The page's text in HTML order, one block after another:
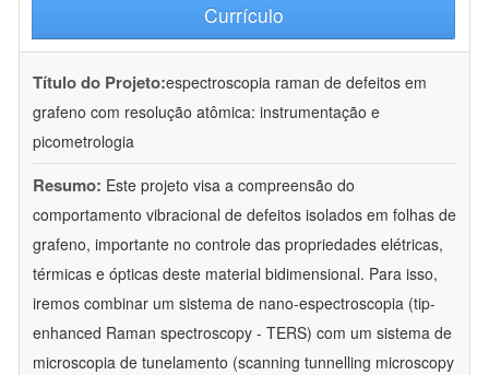
Currículo
Título do Projeto:espectroscopia raman de defeitos em
grafeno com resolução atômica: instrumentação e
picometrologia
Resumo: Este projeto visa a compreensão do
comportamento vibracional de defeitos isolados em folhas de
grafeno, importante no controle das propriedades elétricas,
térmicas e ópticas deste material bidimensional. Para isso,
iremos combinar um sistema de nano-espectroscopia (tip-
enhanced Raman spectroscopy - TERS) com um sistema de
microscopia de tunelamento (scanning tunnelling microscopy